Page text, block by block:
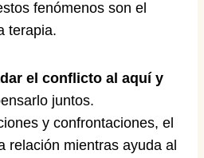
fenómenos son el
terapia.
el conflicto al aquí y
juntos.
y confrontaciones, el
relación mientras ayuda al